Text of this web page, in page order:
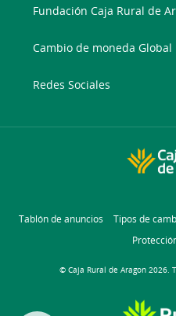
Fundación Caja Rural de
Cambio de moneda Global
Redes Sociales
Tablón de anuncios Tipos de
© Caja Rural de Aragon 2026.